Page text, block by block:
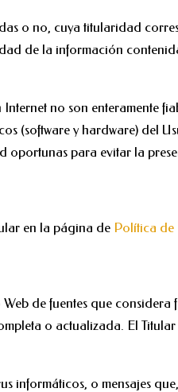
o no, cuya titularidad
de la información
no son enteramente
(software y hardware) del
para evitar la
en la página de Política
de fuentes que
o actualizada. El
o mensajes